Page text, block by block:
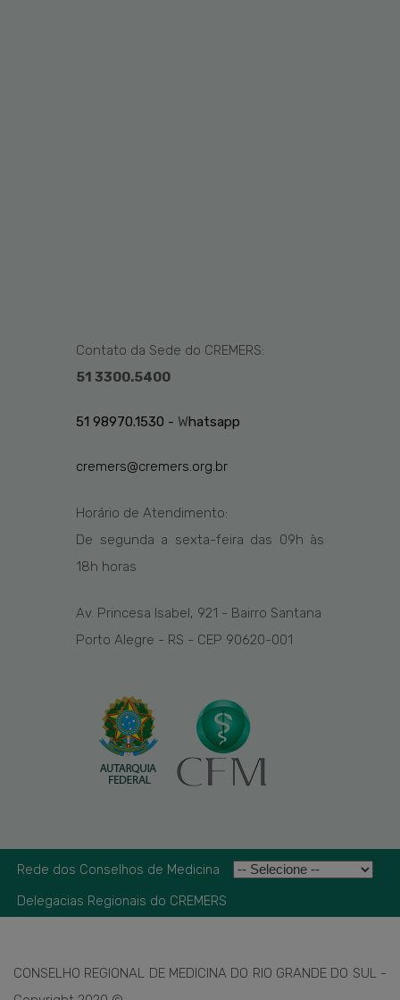
Contato da Sede do CREMERS:
51 3300.5400
51 98970.1530 - Whatsapp
cremers@cremers.org.br
Horário de Atendimento:
De segunda a sexta-feira das 09h às
18h horas
Av. Princesa Isabel, 921 - Bairro Santana
Porto Alegre - RS - CEP 90620-001
Rede dos Conselhos de Medicina
Delegacias Regionais do CREMERS
CONSELHO REGIONAL DE MEDICINA DO RIO GRANDE DO SUL -